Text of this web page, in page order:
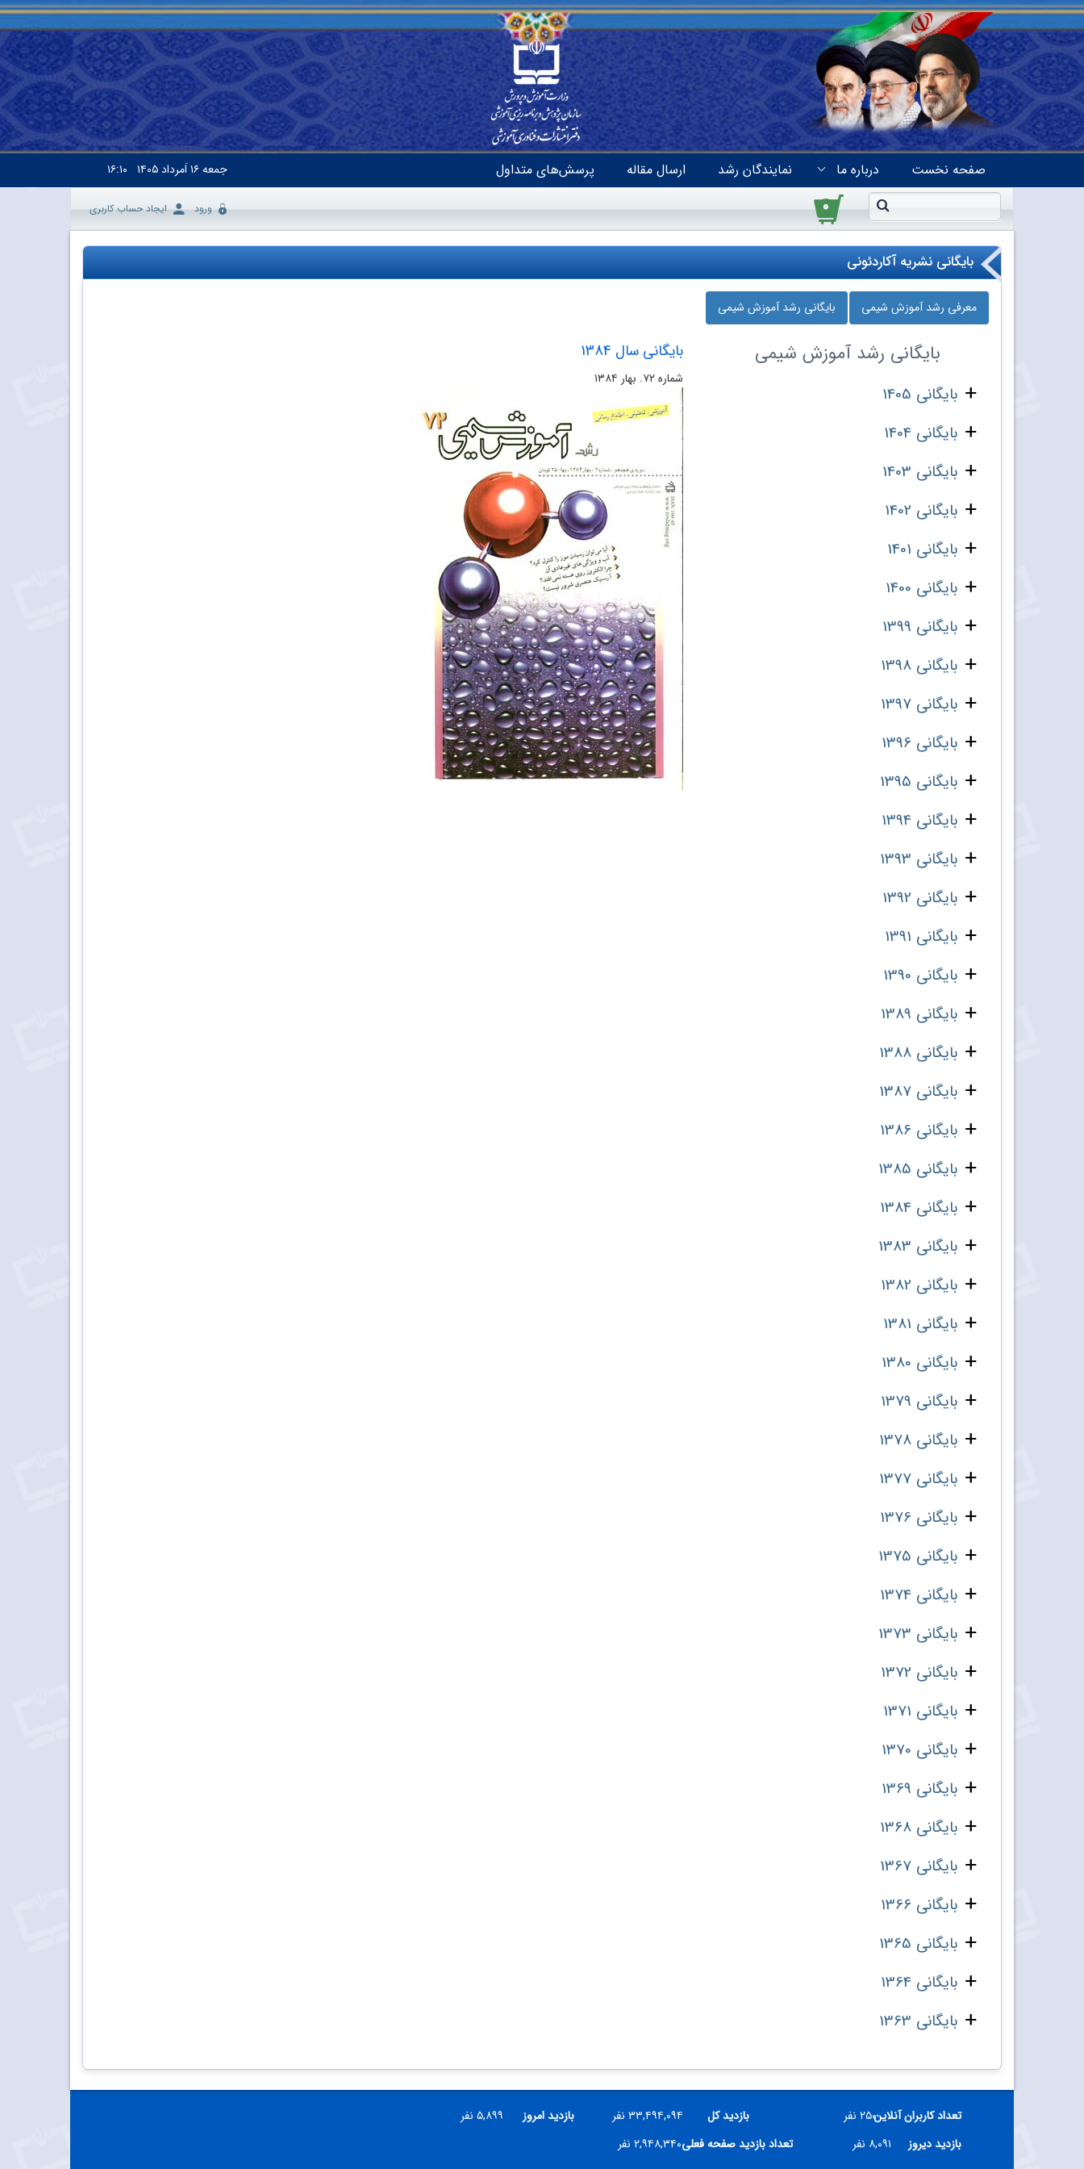
صفحه نخست درباره ما نمایندگان رشد ارسال مقاله پرسش‌های متداول جمعه۱۶ اَمرداد ۱۴۰۵ ۱۶:۱۰
۰ ورود ایجاد حساب کاربری
بایگانی نشریه آکاردئونی
معرفی رشد آموزش شیمی بایگانی رشد آموزش شیمی
بایگانی رشد آموزش شیمی
بایگانی 1405
بایگانی 1404
بایگانی 1403
بایگانی 1402
بایگانی 1401
بایگانی 1400
بایگانی 1399
بایگانی 1398
بایگانی 1397
بایگانی 1396
بایگانی 1395
بایگانی 1394
بایگانی 1393
بایگانی 1392
بایگانی 1391
بایگانی 1390
بایگانی 1389
بایگانی 1388
بایگانی 1387
بایگانی 1386
بایگانی 1385
بایگانی 1384
بایگانی 1383
بایگانی 1382
بایگانی 1381
بایگانی 1380
بایگانی 1379
بایگانی 1378
بایگانی 1377
بایگانی 1376
بایگانی 1375
بایگانی 1374
بایگانی 1373
بایگانی 1372
بایگانی 1371
بایگانی 1370
بایگانی 1369
بایگانی 1368
بایگانی 1367
بایگانی 1366
بایگانی 1365
بایگانی 1364
بایگانی 1363
بایگانی سال 1384
شماره ۷۲. بهار ۱۳۸۴
تعداد کاربران آنلاین۲۵۰ نفر بازدید کل ۳۳,۴۹۴,۰۹۴ نفر بازدید امروز
۵,۸۹۹ نفر
بازدید دیروز
۸,۰۹۱ نفر تعداد بازدید صفحه فعلی۲,۹۴۸,۳۴۰ نفر